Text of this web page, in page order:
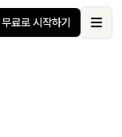
무료로 시작하기